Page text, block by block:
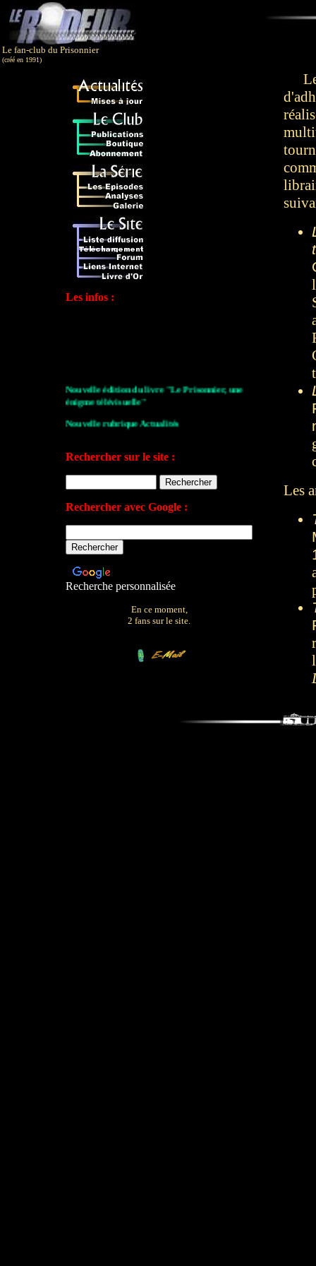
Le fan-club du Prisonnier
(créé en 1991)
Les infos :
Nouvelle édition du livre "Le Prisonnier, une
énigme télévisuelle"
Nouvelle rubrique Actualités
Le plan du site
Votre avis sur le site
Rechercher sur le site :
Rechercher avec Google :
Recherche personnalisée
En ce moment,
2 fans sur le site.
Le
Les